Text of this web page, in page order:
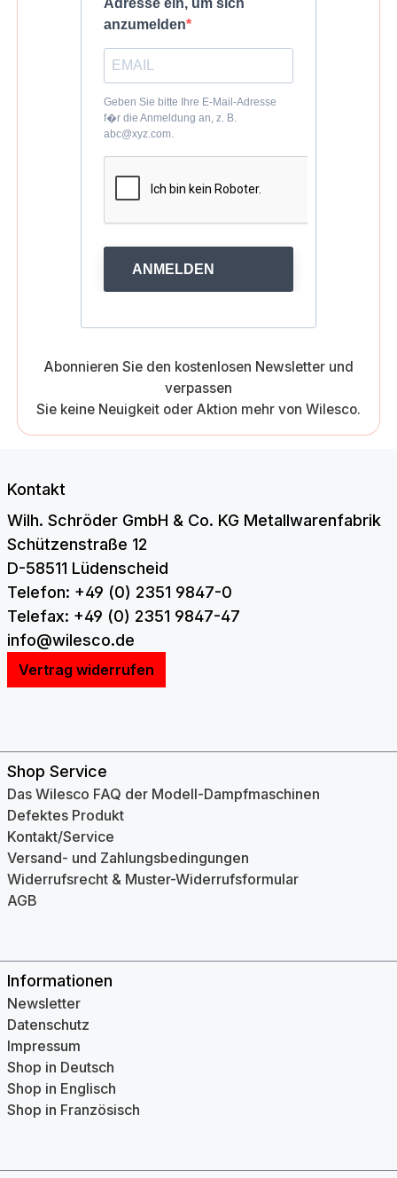
anzumelden
Geben Sie bitte Ihre E-Mail-Adresse
f�r die Anmeldung an, z. B.
abc@xyz.com.
ANMELDEN
Abonnieren Sie den kostenlosen Newsletter und
verpassen
Sie keine Neuigkeit oder Aktion mehr von Wilesco.
Kontakt
Wilh. Schröder GmbH & Co. KG Metallwarenfabrik
Schützenstraße 12
D-58511 Lüdenscheid
Telefon: +49 (0) 2351 9847-0
Telefax: +49 (0) 2351 9847-47
info@wilesco.de
Vertrag widerrufen
Shop Service
Das Wilesco FAQ der Modell-Dampfmaschinen
Defektes Produkt
Kontakt/Service
Versand- und Zahlungsbedingungen
Widerrufsrecht & Muster-Widerrufsformular
AGB
Informationen
Newsletter
Datenschutz
Impressum
Shop in Deutsch
Shop in Englisch
Shop in Französisch